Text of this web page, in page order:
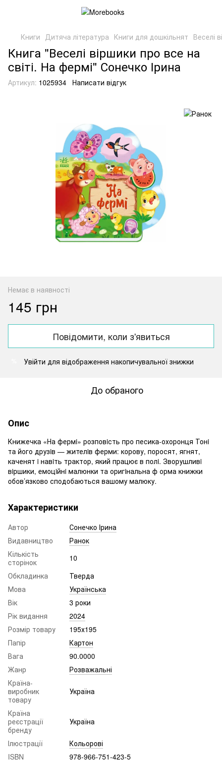
Книги Дитяча література Книги для дошкільнят Веселі
Книга "Веселі віршики про все на
світі. На фермі" Сонечко Ірина
Артикул: 1025934 Написати відгук
Немає в наявності
145 грн
Повідомити, коли з'явиться
Увійти для відображення накопичувальної знижки
До обраного
Опис
Книжечка «На фермi» розповiсть про песика-охоронця Тонi
та його друзiв — жителiв ферми: корову, поросят, ягнят,
каченят i навiть трактор, який працює в полi. Зворушливi
вiршики, емоцiйнi малюнки та оригiнальна ф орма книжки
обов’язково сподобаються вашому малюку.
Характеристики
Автор
Сонечко Ірина
Видавництво
Ранок
Кількість
сторінок
10
Обкладинка
Тверда
Мова
Українська
Вік
3 роки
Рік видання
2024
Розмір товару
195х195
Папір
Картон
Вага
90.0000
Жанр
Розважальні
Країна-
виробник
товару
Україна
Країна
реєстрації
бренду
Україна
Ілюстрації
Кольорові
ISBN
978-966-751-423-5